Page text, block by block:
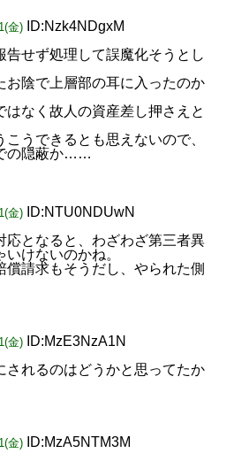
金)
ID:Nzk4NDgxM
告せず処理して誤魔化そうとし
お陰で上層部の耳に入ったのか
はなく故人の資産差し押さえと
うできるとも思えないので、
の隠蔽か……
金)
ID:NTU0NDUwN
応となると、わざわざ第三者異
けないのかね。
償請求もそうだし、やられた側
金)
ID:MzE3NzA1N
されるのはどうかと思ってたか
金)
ID:MzA5NTM3M